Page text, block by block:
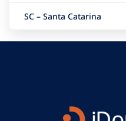
SC – Santa Catarina